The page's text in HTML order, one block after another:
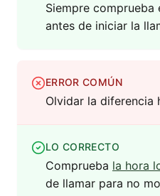
Siempre
antes de iniciar la
ERROR COMÚN
Olvidar la diferencia
LO CORRECTO
Comprueba la hora
de llamar para no